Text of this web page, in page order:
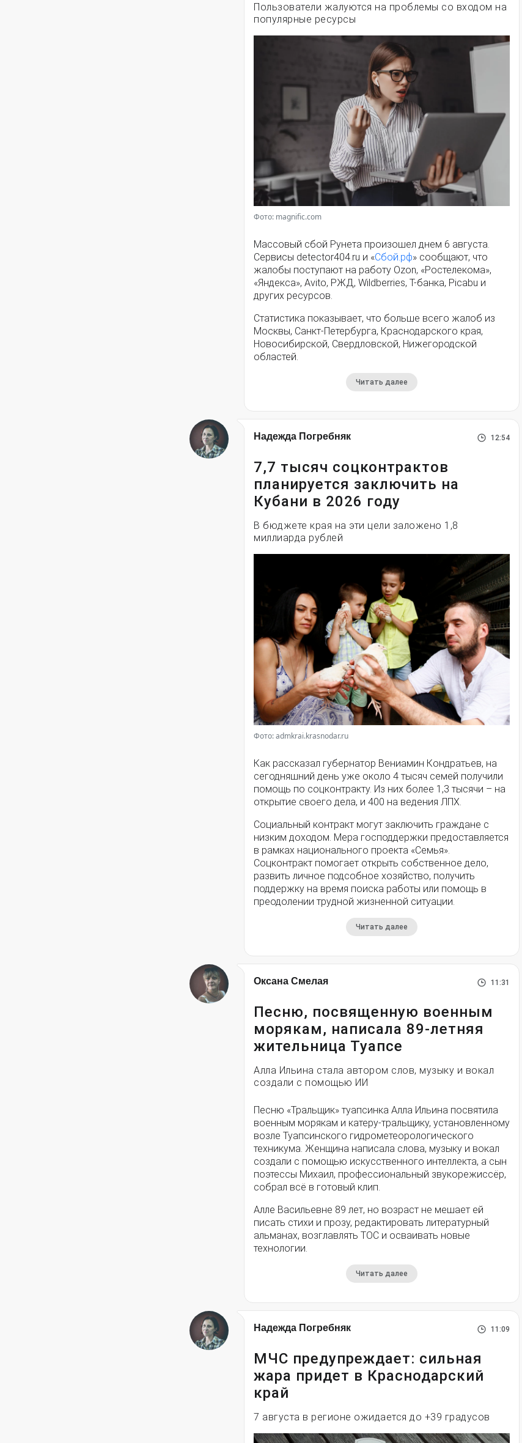
Пользователи жалуются на проблемы со входом на
популярные ресурсы
Фото: magnific.com
Массовый сбой Рунета произошел днем 6 августа.
Сервисы detector404.ru и «Сбой.рф» сообщают, что
жалобы поступают на работу Ozon, «Ростелекома»,
«Яндекса», Avito, РЖД, Wildberries, Т-банка, Picabu и
других ресурсов.
Статистика показывает, что больше всего жалоб из
Москвы, Санкт-Петербурга, Краснодарского края,
Новосибирской, Свердловской, Нижегородской
областей.
Читать далее
Надежда Погребняк 12:54
7,7 тысяч соцконтрактов
планируется заключить на
Кубани в 2026 году
В бюджете края на эти цели заложено 1,8
миллиарда рублей
Фото: admkrai.krasnodar.ru
Как рассказал губернатор Вениамин Кондратьев, на
сегодняшний день уже около 4 тысяч семей получили
помощь по соцконтракту. Из них более 1,3 тысячи – на
открытие своего дела, и 400 на ведения ЛПХ.
Социальный контракт могут заключить граждане с
низким доходом. Мера господдержки предоставляется
в рамках национального проекта «Семья».
Соцконтракт помогает открыть собственное дело,
развить личное подсобное хозяйство, получить
поддержку на время поиска работы или помощь в
преодолении трудной жизненной ситуации.
Читать далее
Оксана Смелая 11:31
Песню, посвященную военным
морякам, написала 89-летняя
жительница Туапсе
Алла Ильина стала автором слов, музыку и вокал
создали с помощью ИИ
Песню «Тральщик» туапсинка Алла Ильина посвятила
военным морякам и катеру-тральщику, установленному
возле Туапсинского гидрометеорологического
техникума. Женщина написала слова, музыку и вокал
создали с помощью искусственного интеллекта, а сын
поэтессы Михаил, профессиональный звукорежиссёр,
собрал всё в готовый клип.
Алле Васильевне 89 лет, но возраст не мешает ей
писать стихи и прозу, редактировать литературный
альманах, возглавлять ТОС и осваивать новые
технологии.
Читать далее
Надежда Погребняк 11:09
МЧС предупреждает: сильная
жара придет в Краснодарский
край
7 августа в регионе ожидается до +39 градусов